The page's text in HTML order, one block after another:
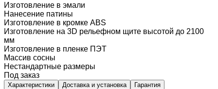
Изготовление в эмали
Нанесение патины
Изготовление в кромке ABS
Изготовление на 3D рельефном щите высотой до 2100
мм
Изготовление в пленке ПЭТ
Массив сосны
Нестандартные размеры
Под заказ
Характеристики Доставка и установка Гарантия